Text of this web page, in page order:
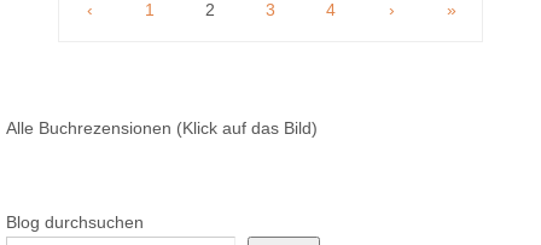
‹ 1 2 3 4 › »
Alle Buchrezensionen (Klick auf das Bild)
Blog durchsuchen